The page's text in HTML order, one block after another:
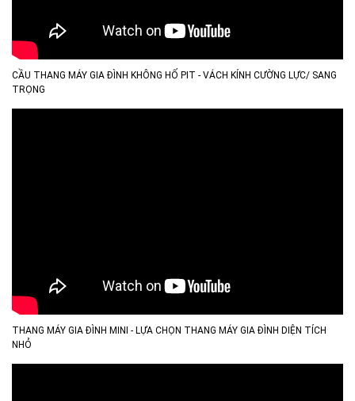
CẦU THANG MÁY GIA ĐÌNH KHÔNG HỐ PIT - VÁCH KÍNH CƯỜNG LỰC/ SANG
TRỌNG
THANG MÁY GIA ĐÌNH MINI - LỰA CHỌN THANG MÁY GIA ĐÌNH DIỆN TÍCH
NHỎ